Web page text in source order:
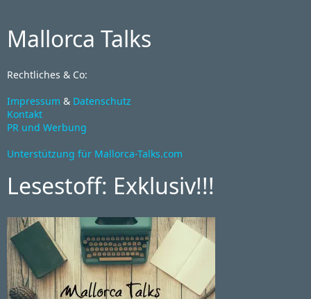
Mallorca Talks
Rechtliches & Co:
Impressum & Datenschutz
Kontakt
PR und Werbung
Unterstützung für Mallorca-Talks.com
Lesestoff: Exklusiv!!!